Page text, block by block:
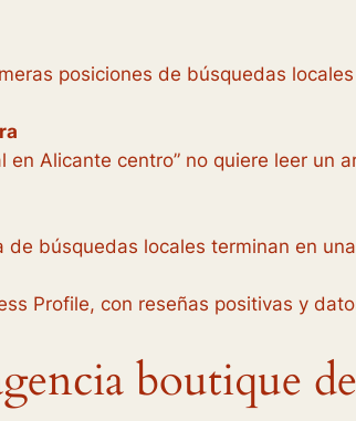
posiciones de búsquedas
en Alicante centro” no quiere leer un
búsquedas locales terminan en
Profile, con reseñas positivas y
boutique